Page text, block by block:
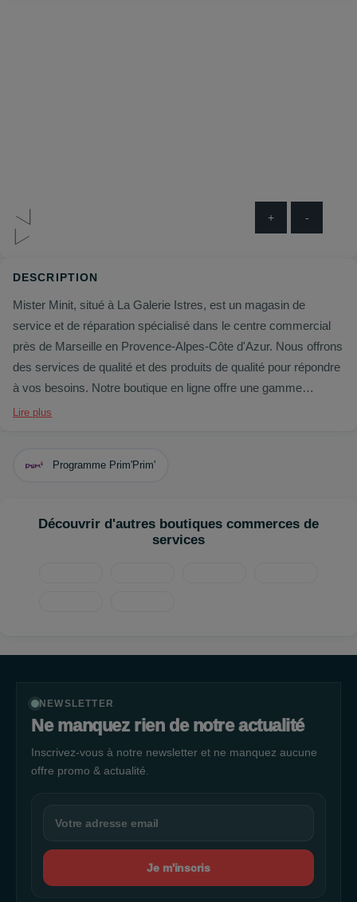
+ -
DESCRIPTION
Mister Minit, situé à La Galerie Istres, est un magasin de
service et de réparation spécialisé dans le centre commercial
près de Marseille en Provence-Alpes-Côte d'Azur. Nous offrons
des services de qualité et des produits de qualité pour répondre
à vos besoins. Notre boutique en ligne offre une gamme
complète de services et de produits pour la personnalisation et
des lanières et des courroies, le raccourcissement des
tels que le marquage à chaud, le broderie, la sérigraphie et le
Lire plus
Programme Prim'Prim'
Découvrir d'autres boutiques commerces de
services
NEWSLETTER
Ne manquez rien de notre actualité
Inscrivez-vous à notre newsletter et ne manquez aucune
offre promo & actualité.
Je m'inscris